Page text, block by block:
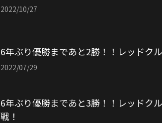
2022/10/27
6年ぶり優勝まであと2勝！！レッドク
2022/07/29
6年ぶり優勝まであと3勝！！レッドク
戦！